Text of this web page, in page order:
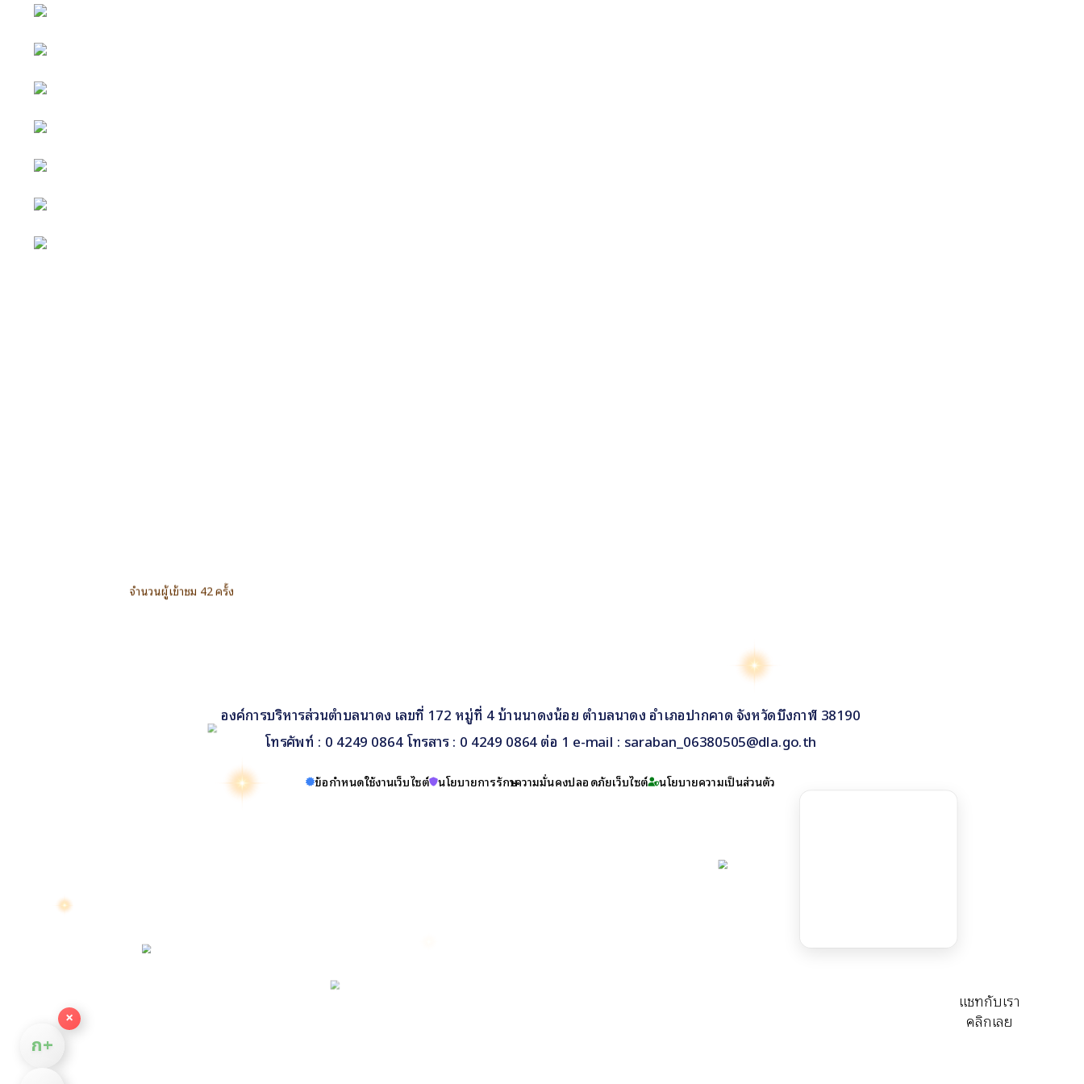
แชทกับเรา
คลิ๊กเลย
จำนวนผู้เข้าชม 42 ครั้ง
องค์การบริหารส่วนตำบลนาดง เลขที่ 172 หมู่ที่ 4 บ้านนาดงน้อย ตำบลนาดง อำเภอปากคาด จังหวัดบึงกาฬ 38190
โทรศัพท์ : 0 4249 0864 โทรสาร : 0 4249 0864 ต่อ 1 e-mail : saraban_06380505@dla.go.th
ข้อกำหนดใช้งานเว็บไซต์ นโยบายการรักษาความมั่นคงปลอดภัยเว็บไซต์ นโยบายความเป็นส่วนตัว
×
ก+